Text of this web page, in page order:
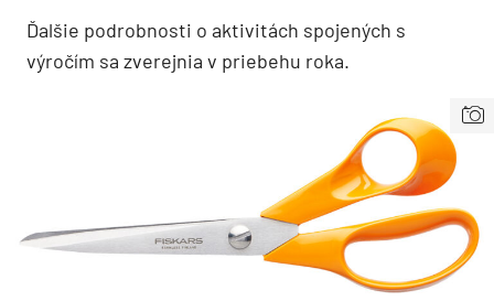
Ďalšie podrobnosti o aktivitách spojených s
výročím sa zverejnia v priebehu roka.